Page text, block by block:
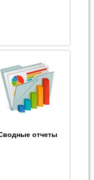
отчеты